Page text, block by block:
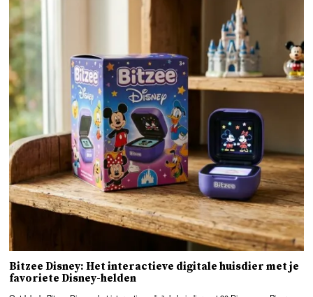
Bitzee Disney: Het interactieve digitale huisdier met je
favoriete Disney-helden